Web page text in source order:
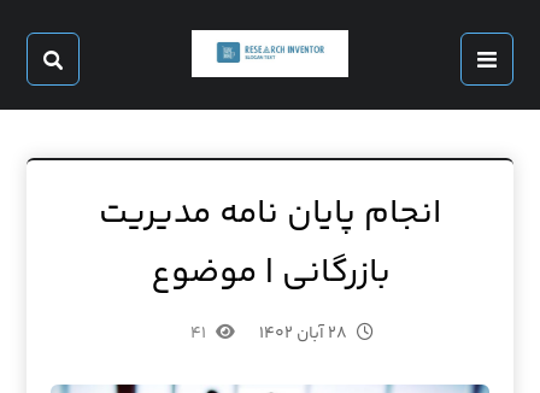
انجام پایان نامه مدیریت
بازرگانی | موضوع
۲۸ آبان ۱۴۰۲ ۴۱